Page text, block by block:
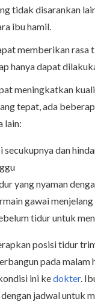
tidak disarankan
ibu hamil.
memberikan
hanya dapat
meningkatkan
tepat, ada
lain:
secukupnya dan
yang nyaman
gawai
tidur untuk
posisi tidur
pada
ini kedokter.
jadwal untuk